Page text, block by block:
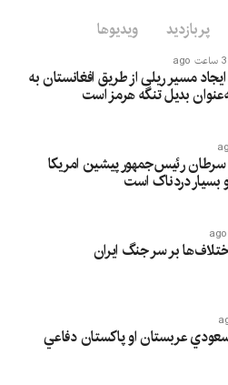
پربازدید ویدیوها
3 ساعت ago
مسیر ریلی از طریق افغانستان به
بدیل تنگه هرمز است
رئیس‌جمهور پیشین امریکا
دردناک است
بر سر جنگ ایران
عربستان او پاکستان دفاعي